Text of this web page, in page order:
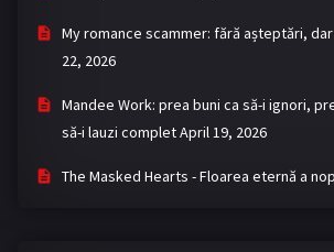
My romance scammer: fără așteptări,
22, 2026
Mandee Work: prea buni ca să-i ignori,
să-i lauzi completApril 19, 2026
The Masked Hearts - Floarea eternă a